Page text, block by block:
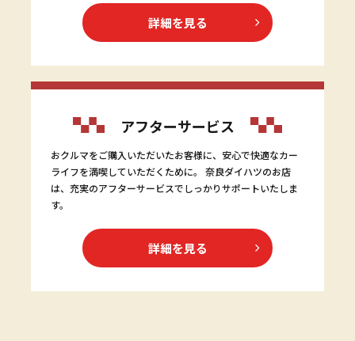
詳細を見る
アフターサービス
おクルマをご購入いただいたお客様に、安心で快適なカー
ライフを満喫していただくために。 奈良ダイハツのお店
は、充実のアフターサービスでしっかりサポートいたしま
す。
詳細を見る